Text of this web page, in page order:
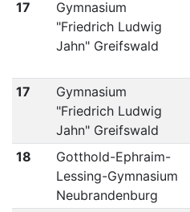
17
Gymnasium
"Friedrich Ludwig
Jahn" Greifswald
17
Gymnasium
"Friedrich Ludwig
Jahn" Greifswald
18
Gotthold-Ephraim-
Lessing-Gymnasium
Neubrandenburg